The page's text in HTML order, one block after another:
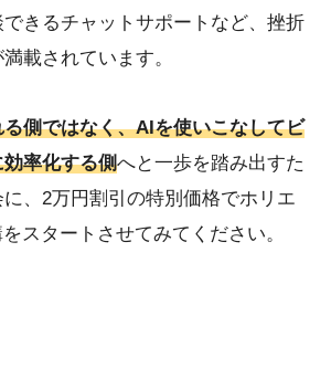
きるチャットサポートなど、挫折
載されています。
側ではなく、AIを使いこなしてビ
率化する側へと一歩を踏み出すた
、2万円割引の特別価格でホリエ
スタートさせてみてください。